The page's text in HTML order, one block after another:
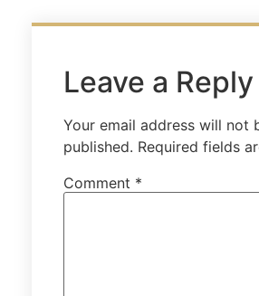
Leave a Reply
Your email address will not
published. Required fields
Comment *